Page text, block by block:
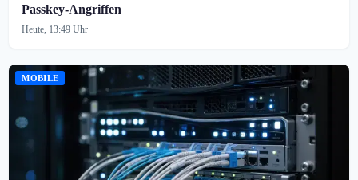
Passkey-Angriffen
Heute, 13:49 Uhr
MOBILE